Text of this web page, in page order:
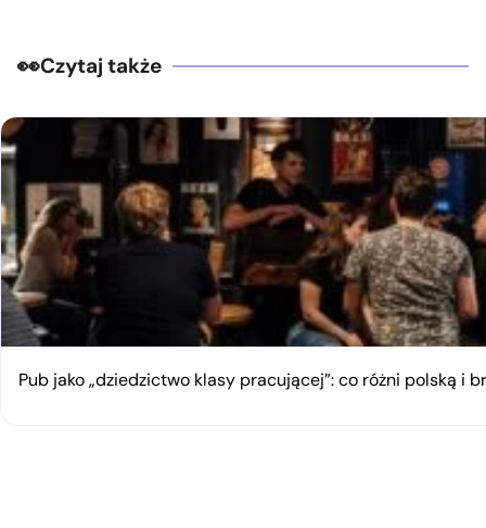
Czytaj także
Pub jako „dziedzictwo klasy pracującej”: co różni polską i